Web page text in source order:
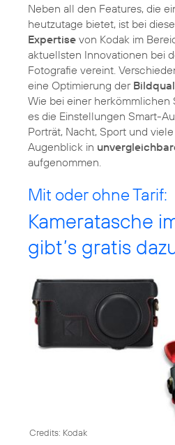
Neben all den Features, die
heutzutage bietet, ist bei
Expertise von Kodak im
aktuellsten Innovationen bei
Fotografie vereint.
eine Optimierung der
Wie bei einer herkömmlichen
es die Einstellungen Smart-
Porträt, Nacht, Sport und
Augenblick in
aufgenommen.
Mit oder ohne Tarif:
Kameratasche
gibt’s gratis
Credits: Kodak